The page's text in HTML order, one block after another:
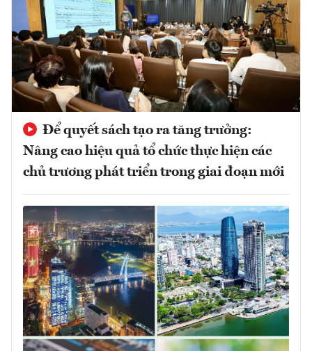
Để quyết sách tạo ra tăng trưởng:
Nâng cao hiệu quả tổ chức thực hiện các
chủ trương phát triển trong giai đoạn mới